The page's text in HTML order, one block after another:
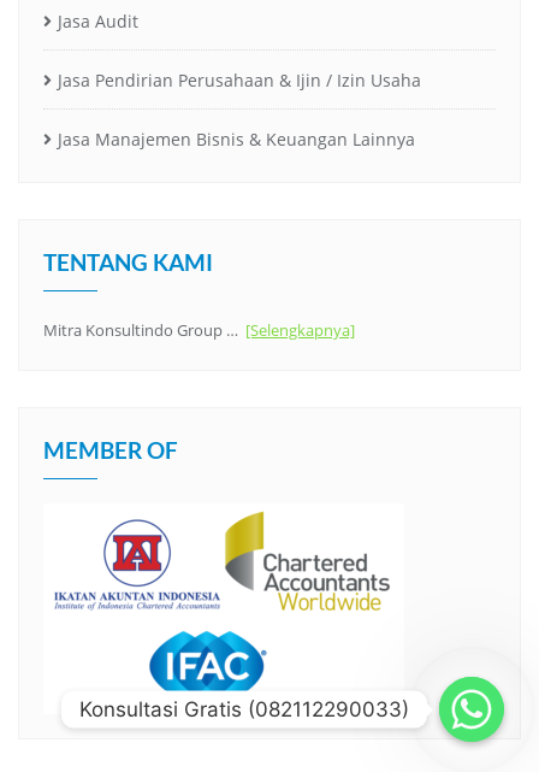
Jasa Audit
Jasa Pendirian Perusahaan & Ijin / Izin Usaha
Jasa Manajemen Bisnis & Keuangan Lainnya
TENTANG KAMI
Mitra Konsultindo Group … [Selengkapnya]
MEMBER OF
Konsultasi Gratis (082112290033)